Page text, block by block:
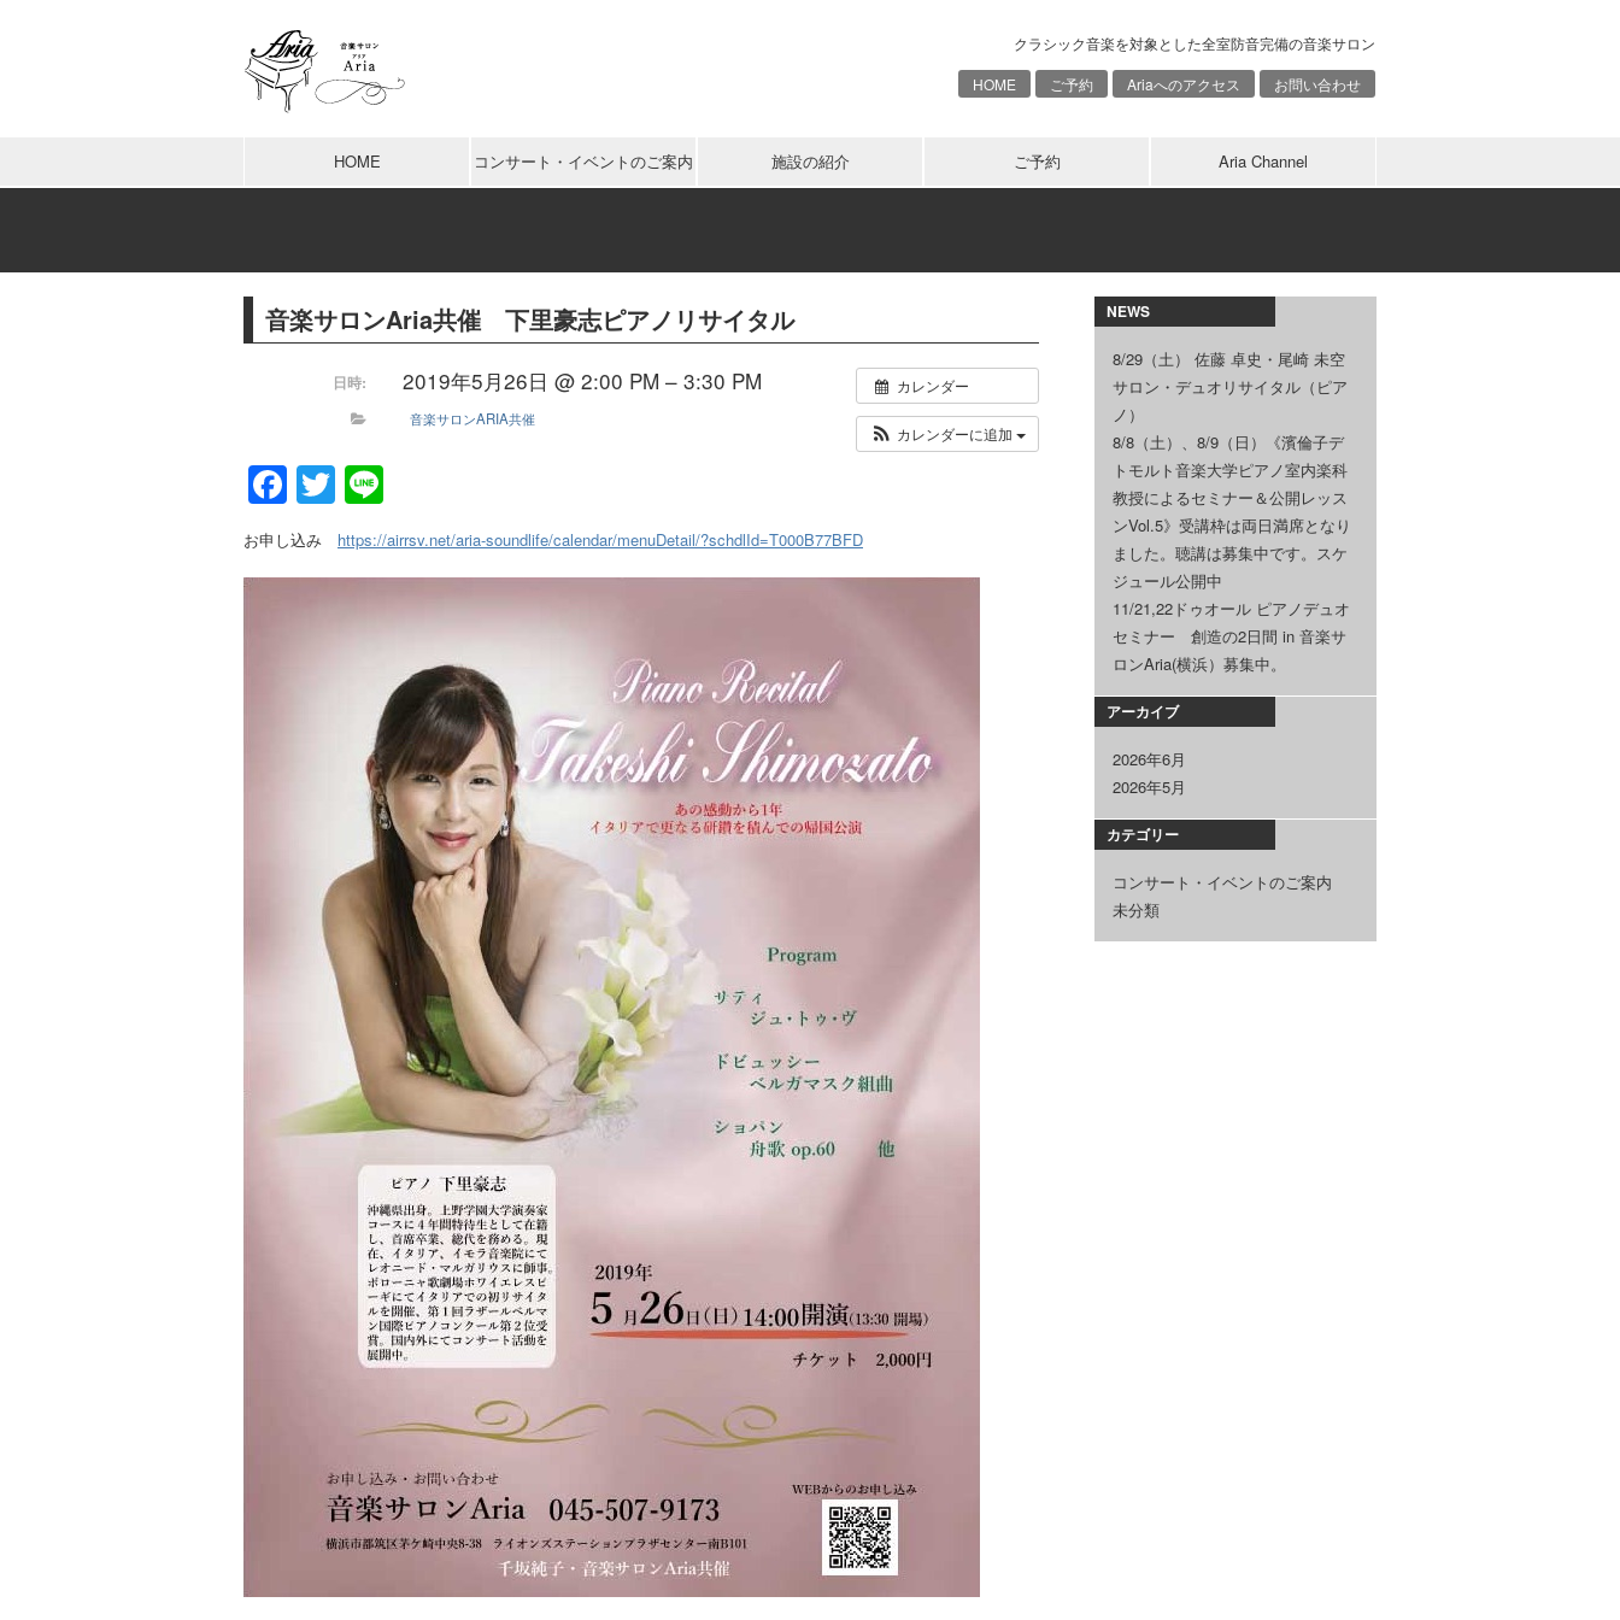
クラシック音楽を対象とした全室防音完備の音楽サロン
HOME
ご予約 Ariaへのアクセス お問い合わせ
HOME コンサート・イベントのご案内 施設の紹介 ご予約 Aria Channel
音楽サロンAria共催 下里豪志ピアノリサイタル
カレンダー
カレンダーに追加
日時: 2019年5月26日 @ 2:00 PM – 3:30 PM
音楽サロンARIA共催
Facebook
Twitter
お申し込み https://airrsv.net/aria-soundlife/calendar/menuDetail/?schdlId=T000B77BFD
NEWS
8/29（土） 佐藤 卓史・尾崎 未空
サロン・デュオリサイタル（ピア
ノ）
8/8（土）、8/9（日）《濱倫子デ
トモルト音楽大学ピアノ室内楽科
教授によるセミナー＆公開レッス
ンVol.5》受講枠は両日満席となり
ました。聴講は募集中です。スケ
ジュール公開中
11/21,22ドゥオール ピアノデュオ
セミナー 創造の2日間 in 音楽サ
ロンAria(横浜）募集中。
アーカイブ
2026年6月
2026年5月
カテゴリー
コンサート・イベントのご案内
未分類